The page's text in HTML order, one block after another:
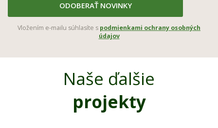
ODOBERAŤ NOVINKY
Vložením e-mailu súhlasíte s podmienkami ochrany osobných
údajov
Naše ďalšie
projekty